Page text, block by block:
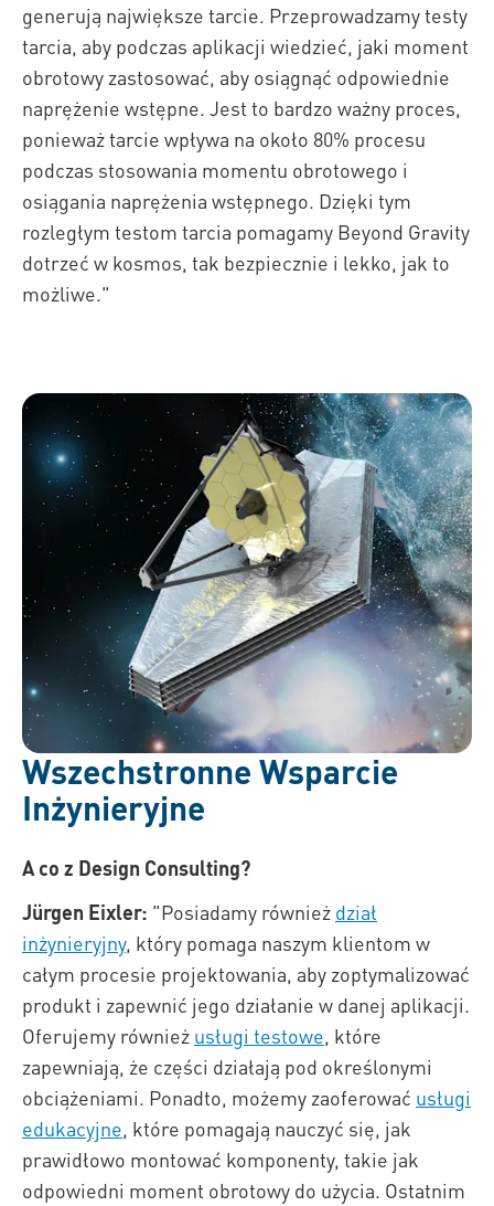
generują największe tarcie. Przeprowadzamy testy
tarcia, aby podczas aplikacji wiedzieć, jaki moment
obrotowy zastosować, aby osiągnąć odpowiednie
naprężenie wstępne. Jest to bardzo ważny proces,
ponieważ tarcie wpływa na około 80% procesu
podczas stosowania momentu obrotowego i
osiągania naprężenia wstępnego. Dzięki tym
rozległym testom tarcia pomagamy Beyond Gravity
dotrzeć w kosmos, tak bezpiecznie i lekko, jak to
możliwe."
Wszechstronne Wsparcie
Inżynieryjne
A co z Design Consulting?
Jürgen Eixler: "Posiadamy również dział
inżynieryjny, który pomaga naszym klientom w
całym procesie projektowania, aby zoptymalizować
produkt i zapewnić jego działanie w danej aplikacji.
Oferujemy również usługi testowe, które
zapewniają, że części działają pod określonymi
obciążeniami. Ponadto, możemy zaoferować usługi
edukacyjne, które pomagają nauczyć się, jak
prawidłowo montować komponenty, takie jak
odpowiedni moment obrotowy do użycia. Ostatnim